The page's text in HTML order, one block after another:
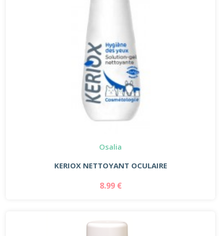
Osalia
KERIOX NETTOYANT OCULAIRE
8.99 €